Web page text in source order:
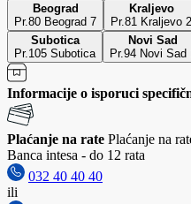
Beograd
Pr.80 Beograd 7
Kraljevo
Pr.81 Kraljevo 2
Subotica
Pr.105 Subotica
Novi Sad
Pr.94 Novi Sad
Informacije o isporuci
Plaćanje na rate Plaćanje na
Banca intesa - do 12 rata
032 40 40 40
ili